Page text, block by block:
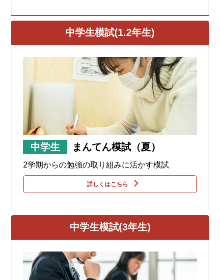
中学生模試(1.2年生)
中学生 まんてん模試（夏）
2学期からの勉強の取り組みに活かす模試
詳しくはこちら
中学生模試(3年生)